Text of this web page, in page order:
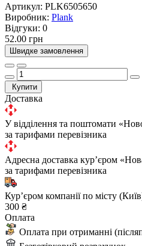
Артикул: PLK6505650
Виробник: Plank
Відгуки: 0
52.00 грн
Швидке замовлення
Купити
Доставка
У відділення та поштомати
за тарифами перевізника
Адресна доставка курʼєром
за тарифами перевізника
Курʼєром компанії по місту
300 ₴
Оплата
Оплата при отриманні